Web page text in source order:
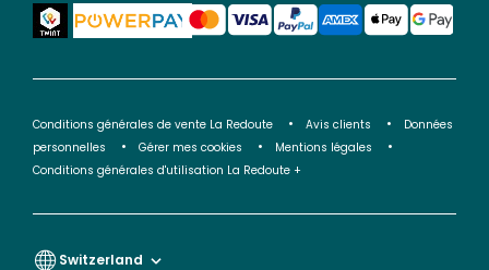
Conditions générales de vente La Redoute Avis clients
Données
personnelles
Gérer mes cookies
Mentions légales
Conditions générales d'utilisation La Redoute +
Switzerland